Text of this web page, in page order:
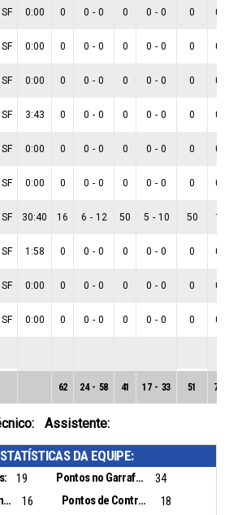
Arthur Rocha Pellachin
SF 0:00 0 0 - 0 0 0 - 0 0 0
SF 0:00 0 0 - 0 0 0 - 0 0 0
SF 0:00 0 0 - 0 0 0 - 0 0 0
SF 3:43 0 0 - 0 0 0 - 0 0 0
SF 0:00 0 0 - 0 0 0 - 0 0 0
SF 0:00 0 0 - 0 0 0 - 0 0 0
Antônio Eloy Passos Neto
SF 30:40 16 6 - 12 50 5 - 10 50 1
SF 1:58 0 0 - 0 0 0 - 0 0 0
Matheus Camargos De Brandão E Marçall
SF 0:00 0 0 - 0 0 0 - 0 0 0
SF 0:00 0 0 - 0 0 0 - 0 0 0
62 24 - 58 41 17 - 33 51 7
Assistente:
DA EQUIPE:
19 Pontos no Garrafão:
34
Pontos de Segunda Chance:
16 Pontos de Contra Ataque:
18